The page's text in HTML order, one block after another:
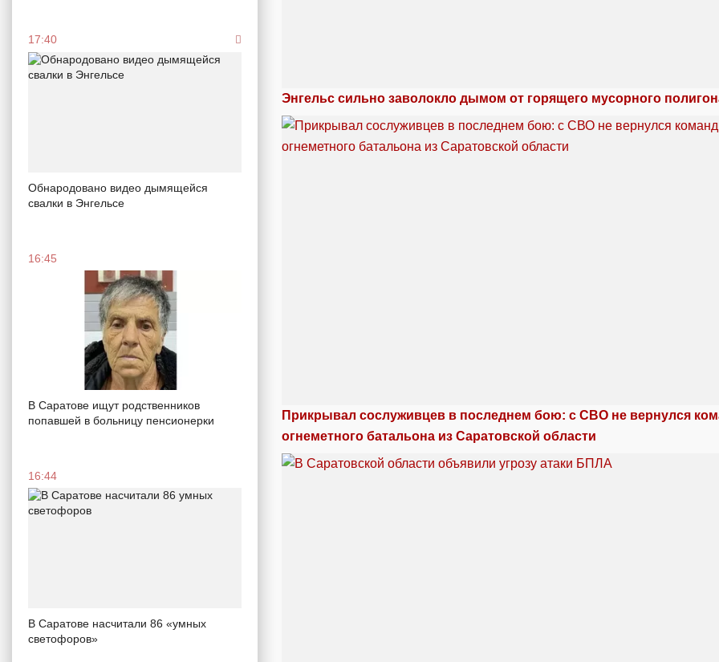
17:40
Обнародовано видео дымящейся
свалки в Энгельсе
16:45
В Саратове ищут родственников
попавшей в больницу пенсионерки
16:44
В Саратове насчитали 86 «умных
светофоров»
Энгельс сильно заволокло дымом от горящего мусорного
Прикрывал сослуживцев в последнем бою: с СВО не вернулся
огнеметного батальона из Саратовской области